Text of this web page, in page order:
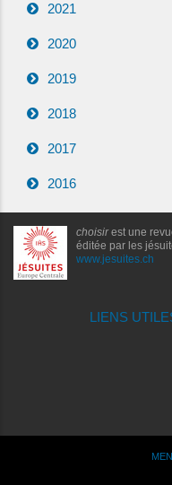
2021
2020
2019
2018
2017
2016
choisirest une
éditée par les
www.jesuites.ch
LIENS